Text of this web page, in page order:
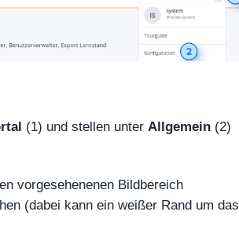
(1) und stellen unter Allgemein (2)
vorgesehenenen Bildbereich
(dabei kann ein weißer Rand um das